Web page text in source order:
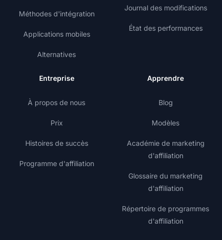
Méthodes d'intégration
Applications mobiles
Alternatives
Journal des modifications
État des performances
Entreprise
À propos de nous
Prix
Histoires de succès
Programme d'affiliation
Apprendre
Blog
Modèles
Académie de marketing
d'affiliation
Glossaire du marketing
d'affiliation
Répertoire de programmes
d'affiliation